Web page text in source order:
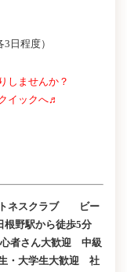
日程度）
しませんか？
イックへ♬
トネスクラブ ビー
野駅から徒歩5分
者さん大歓迎 中級
・大学生大歓迎 社